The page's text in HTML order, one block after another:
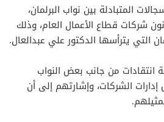
المتبادلة بين نواب البرلمان،
شركات قطاع الأعمال العام، وذلك
التي يترأسها الدكتور علي عبدالعال.
من جانب بعض النواب
الشركات، وإشارتهم إلى أن